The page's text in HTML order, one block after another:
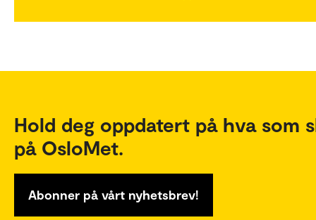
Hold deg oppdatert på hva som
på OsloMet.
Abonner på vårt nyhetsbrev!